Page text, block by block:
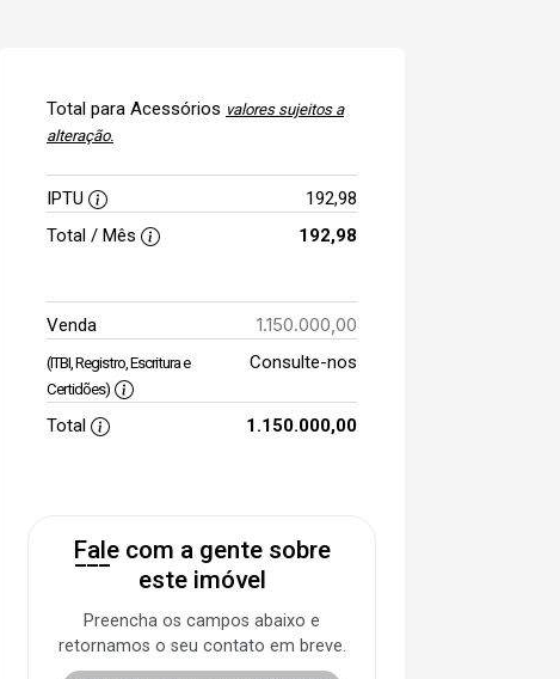
Total para Acessórios valores sujeitos a
alteração.
IPTU
192,98
Total / Mês
192,98
Venda 1.150.000,00
(ITBI, Registro, Escritura e
Certidões)
Consulte-nos
Total 1.150.000,00
Fale com a gente sobre
este imóvel
Preencha os campos abaixo e
retornamos o seu contato em breve.